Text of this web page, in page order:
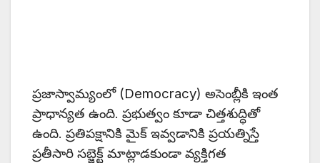
ప్రజాస్వామ్యంలో (Democracy) అసెంబ్లీకి ఇంత
ప్రాధాన్యత ఉంది. ప్రభుత్వం కూడా చిత్తశుద్ధితో
ఉంది. ప్రతిపక్షానికి మైక్‌ ఇవ్వడానికి ప్రయత్నిస్తే
ప్రతీసారి సబ్జెక్ట్‌ మాట్లాడకుండా వ్యక్తిగత